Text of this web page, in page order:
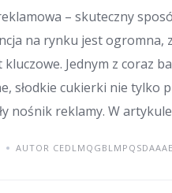
– skuteczny
na rynku jest ogromna,
kluczowe. Jednym z coraz
słodkie cukierki nie tylko
nośnik reklamy. W
AUTOR